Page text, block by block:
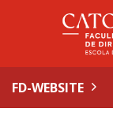
FD-WEBSITE